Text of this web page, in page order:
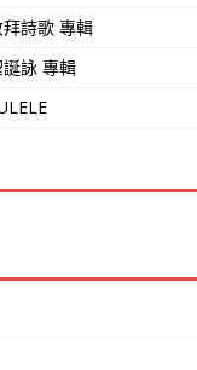
詩歌 專輯
詠 專輯